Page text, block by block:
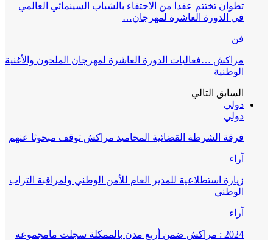
تطوان تختتم عقدا من الاحتفاء بالشباب السينمائي العالمي
في الدورة العاشرة لمهرجان…
فن
مراكش …فعاليات الدورة العاشرة لمهرجان الملحون والأغنية
الوطنية
السابق التالي
دولي
دولي
فرقة الشرطة القضائية المحاميد مراكش توقف مبحوثا عنهم
آراء
زيارة استطلاعية للمدير العام للأمن الوطني ولمراقبة التراب
الوطني
آراء
2024 : مراكش ضمن أربع مدن بالممكلة سجلت مامجموعه